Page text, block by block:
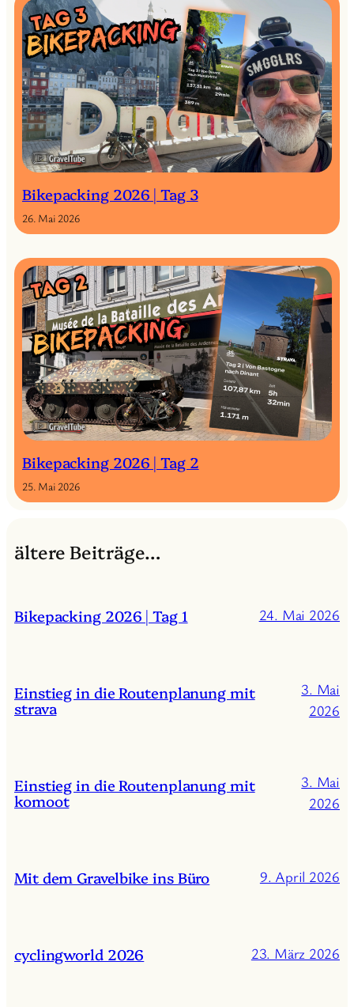
Bikepacking 2026 | Tag 3
26. Mai 2026
Bikepacking 2026 | Tag 2
25. Mai 2026
ältere Beiträge…
Bikepacking 2026 | Tag 1 24. Mai 2026
Einstieg in die Routenplanung mit
strava
3. Mai
2026
Einstieg in die Routenplanung mit
komoot
3. Mai
2026
Mit dem Gravelbike ins Büro 9. April 2026
cyclingworld 2026 23. März 2026